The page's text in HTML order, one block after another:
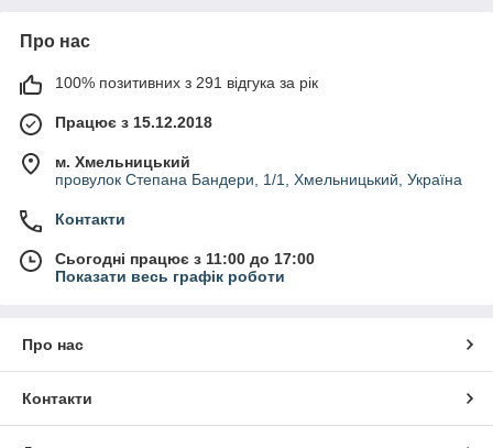
Про нас
100% позитивних з 291 відгука за рік
Працює з 15.12.2018
м. Хмельницький
провулок Степана Бандери, 1/1, Хмельницький, Україна
Контакти
Сьогодні працює з 11:00 до 17:00
Показати весь графік роботи
Про нас
Контакти